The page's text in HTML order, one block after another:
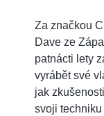
Za značkou
Dave ze
patnácti lety
vyrábět své
jak
svoji